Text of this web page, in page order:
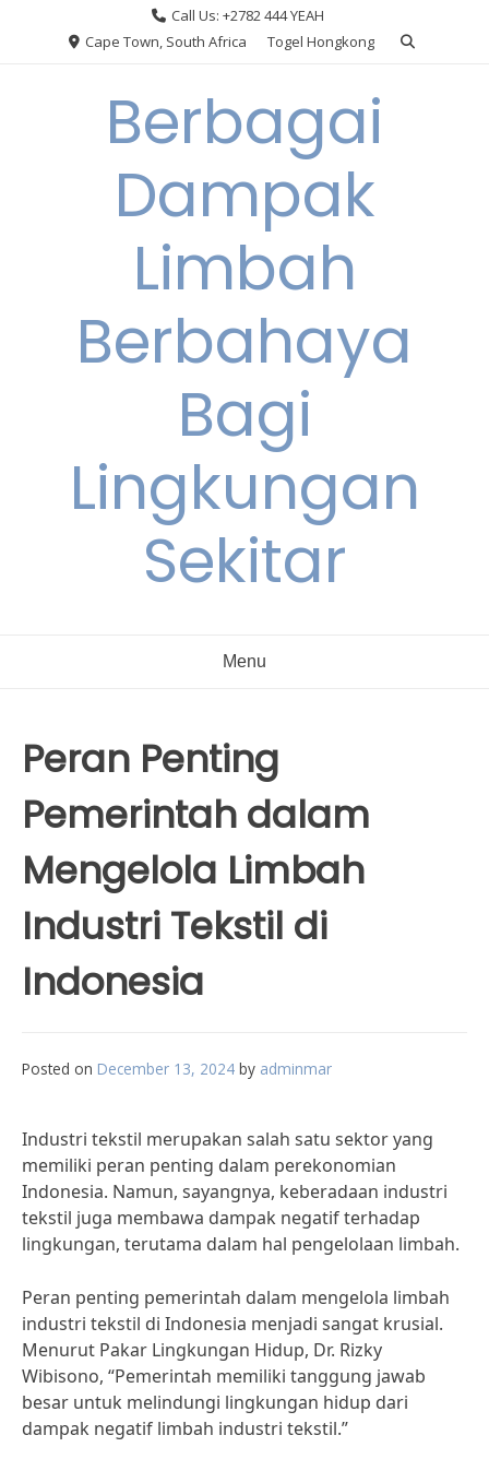
Call Us: +2782 444 YEAH
Cape Town, South Africa
Togel Hongkong
Berbagai
Dampak
Limbah
Berbahaya
Bagi
Lingkungan
Sekitar
Menu
Peran Penting
Pemerintah dalam
Mengelola Limbah
Industri Tekstil di
Indonesia
Posted on December 13, 2024 by adminmar
Industri tekstil merupakan salah satu sektor yang
memiliki peran penting dalam perekonomian
Indonesia. Namun, sayangnya, keberadaan industri
tekstil juga membawa dampak negatif terhadap
lingkungan, terutama dalam hal pengelolaan limbah.
Peran penting pemerintah dalam mengelola limbah
industri tekstil di Indonesia menjadi sangat krusial.
Menurut Pakar Lingkungan Hidup, Dr. Rizky
Wibisono, “Pemerintah memiliki tanggung jawab
besar untuk melindungi lingkungan hidup dari
dampak negatif limbah industri tekstil.”